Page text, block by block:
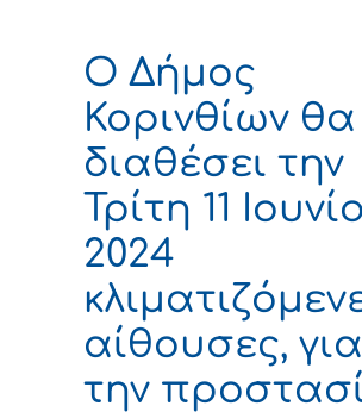
Ο Δήμος
Κορινθίων θα
διαθέσει την
Τρίτη 11
2024
αίθουσες, για
την